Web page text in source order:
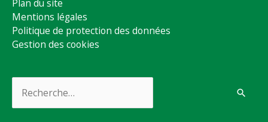
Plan du site
Mentions légales
Politique de protection des données
Gestion des cookies